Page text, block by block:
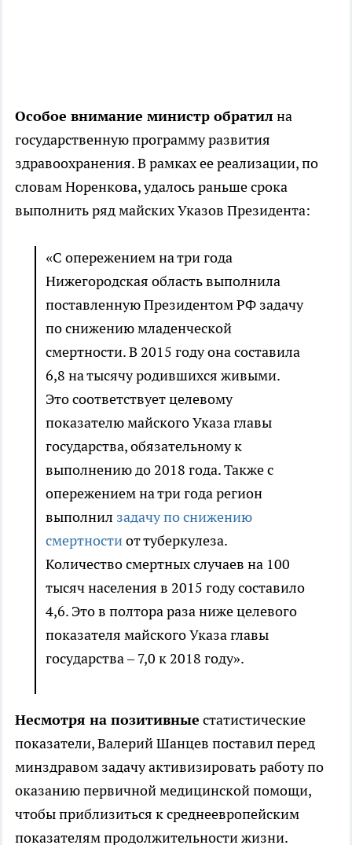
Особое внимание министр обратил на
государственную программу развития
здравоохранения. В рамках ее реализации, по
словам Норенкова, удалось раньше срока
выполнить ряд майских Указов Президента:
«С опережением на три года
Нижегородская область выполнила
поставленную Президентом РФ задачу
по снижению младенческой
смертности. В 2015 году она составила
6,8 на тысячу родившихся живыми.
Это соответствует целевому
показателю майского Указа главы
государства, обязательному к
выполнению до 2018 года. Также с
опережением на три года регион
выполнил задачу по снижению
смертностиот туберкулеза.
Количество смертных случаев на 100
тысяч населения в 2015 году составило
4,6. Это в полтора раза ниже целевого
показателя майского Указа главы
государства – 7,0 к 2018 году».
Несмотря на позитивные статистические
показатели, Валерий Шанцев поставил перед
минздравом задачу активизировать работу по
оказанию первичной медицинской помощи,
чтобы приблизиться к среднеевропейским
показателям продолжительности жизни.